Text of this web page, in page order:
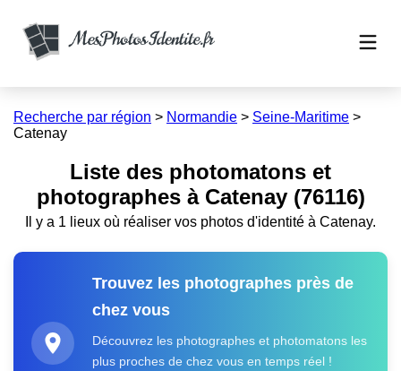
Recherche par région > Normandie > Seine-Maritime >
Catenay
Liste des photomatons et
photographes à Catenay (76116)
Il y a 1 lieux où réaliser vos photos d'identité à Catenay.
Trouvez les photographes près de
chez vous
Découvrez les photographes et photomatons les
plus proches de chez vous en temps réel !